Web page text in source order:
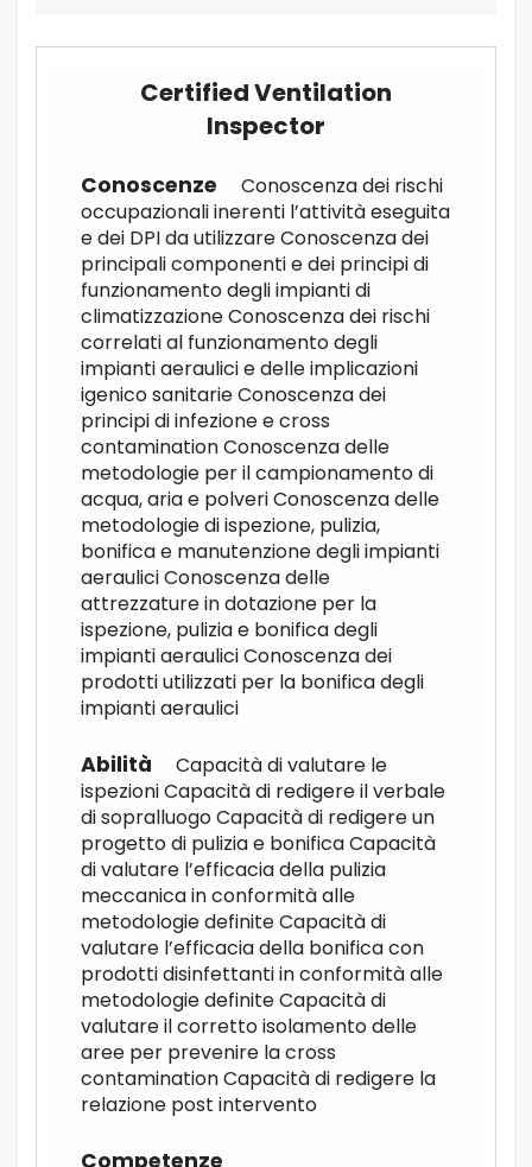
Certified Ventilation
Inspector
Conoscenza dei rischi
occupazionali inerenti l’attività eseguita
e dei DPI da utilizzare Conoscenza dei
principali componenti e dei principi di
funzionamento degli impianti di
climatizzazione Conoscenza dei rischi
correlati al funzionamento degli
impianti aeraulici e delle implicazioni
igenico sanitarie Conoscenza dei
principi di infezione e cross
contamination Conoscenza delle
metodologie per il campionamento di
acqua, aria e polveri Conoscenza delle
metodologie di ispezione, pulizia,
bonifica e manutenzione degli impianti
aeraulici Conoscenza delle
attrezzature in dotazione per la
ispezione, pulizia e bonifica degli
impianti aeraulici Conoscenza dei
prodotti utilizzati per la bonifica degli
impianti aeraulici
Capacità di valutare le
ispezioni Capacità di redigere il verbale
di sopralluogo Capacità di redigere un
progetto di pulizia e bonifica Capacità
di valutare l’efficacia della pulizia
meccanica in conformità alle
metodologie definite Capacità di
valutare l’efficacia della bonifica con
prodotti disinfettanti in conformità alle
metodologie definite Capacità di
valutare il corretto isolamento delle
aree per prevenire la cross
contamination Capacità di redigere la
relazione post intervento